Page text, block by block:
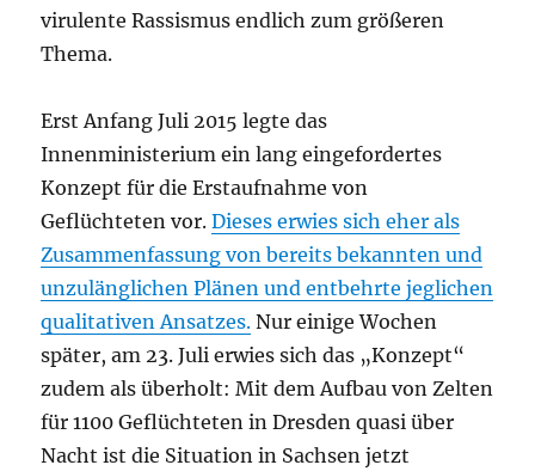
virulente Rassismus endlich zum größeren
Thema.
Erst Anfang Juli 2015 legte das
Innenministerium ein lang eingefordertes
Konzept für die Erstaufnahme von
Geflüchteten vor.Dieses erwies sich eher als
Zusammenfassung von bereits bekannten und
unzulänglichen Plänen und entbehrte jeglichen
qualitativen Ansatzes. Nur einige Wochen
später, am 23. Juli erwies sich das „Konzept“
zudem als überholt: Mit dem Aufbau von Zelten
für 1100 Geflüchteten in Dresden quasi über
Nacht ist die Situation in Sachsen jetzt